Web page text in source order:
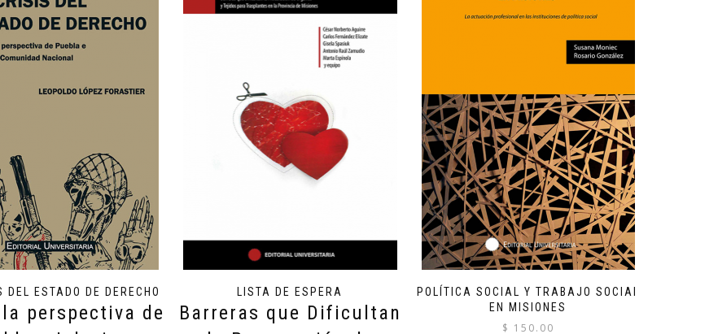
DEL ESTADO DE DERECHO
la perspectiva de
LISTA DE ESPERA
Barreras que Dificultan
POLÍTICA SOCIAL Y TRABAJO SOCIAL
EN MISIONES
$ 150.00